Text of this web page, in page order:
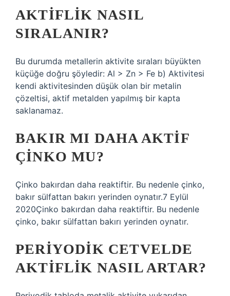
AKTIFLIK NASIL
SIRALANIR?
Bu durumda metallerin aktivite sıraları büyükten
küçüğe doğru şöyledir: Al > Zn > Fe b) Aktivitesi
kendi aktivitesinden düşük olan bir metalin
çözeltisi, aktif metalden yapılmış bir kapta
saklanamaz.
BAKIR MI DAHA AKTIF
ÇINKO MU?
Çinko bakırdan daha reaktiftir. Bu nedenle çinko,
bakır sülfattan bakırı yerinden oynatır.7 Eylül
2020Çinko bakırdan daha reaktiftir. Bu nedenle
çinko, bakır sülfattan bakırı yerinden oynatır.
PERIYODIK CETVELDE
AKTIFLIK NASIL ARTAR?